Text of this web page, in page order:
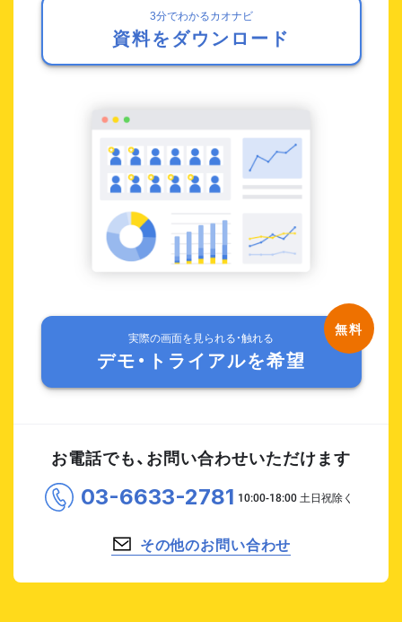
3分でわかるカオナビ
資料をダウンロード
実際の画面を見られる・触れる
デモ・トライアルを希望
お電話でも、お問い合わせいただけます
03-6633-2781
その他のお問い合わせ